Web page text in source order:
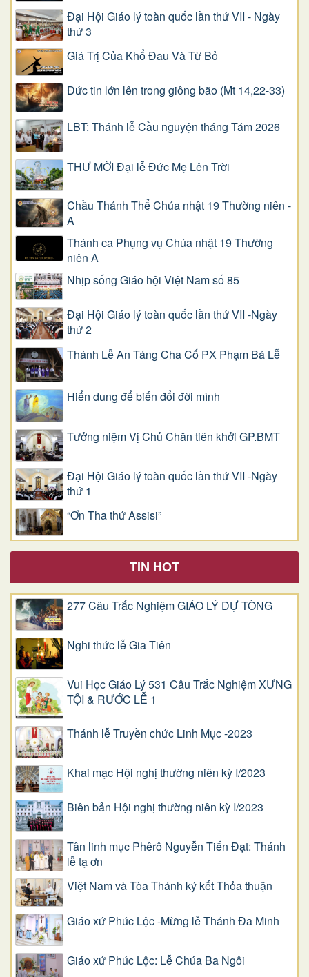
Đại Hội Giáo lý toàn quốc lần thứ VII - Ngày
thứ 3
Giá Trị Của Khổ Ðau Và Từ Bỏ
Đức tin lớn lên trong giông bão (Mt 14,22-33)
LBT: Thánh lễ Cầu nguyện tháng Tám 2026
THƯ MỜI Đại lễ Đức Mẹ Lên Trời
Chầu Thánh Thể Chúa nhật 19 Thường niên -
A
Thánh ca Phụng vụ Chúa nhật 19 Thường
niên A
Nhịp sống Giáo hội Việt Nam số 85
Đại Hội Giáo lý toàn quốc lần thứ VII -Ngày
thứ 2
Thánh Lễ An Táng Cha Cố PX Phạm Bá Lễ
Hiển dung để biến đổi đời mình
Tưởng niệm Vị Chủ Chăn tiên khởi GP.BMT
Đại Hội Giáo lý toàn quốc lần thứ VII -Ngày
thứ 1
“Ơn Tha thứ Assisi”
TIN HOT
277 Câu Trắc Nghiệm GIÁO LÝ DỰ TÒNG
Nghi thức lễ Gia Tiên
Vui Học Giáo Lý 531 Câu Trắc Nghiệm XƯNG
TỘI & RƯỚC LỄ 1
Thánh lễ Truyền chức Linh Mục -2023
Khai mạc Hội nghị thường niên kỳ I/2023
Biên bản Hội nghị thường niên kỳ I/2023
Tân linh mục Phêrô Nguyễn Tiến Đạt: Thánh
lễ tạ ơn
Việt Nam và Tòa Thánh ký kết Thỏa thuận
Giáo xứ Phúc Lộc -Mừng lễ Thánh Đa Minh
Giáo xứ Phúc Lộc: Lễ Chúa Ba Ngôi